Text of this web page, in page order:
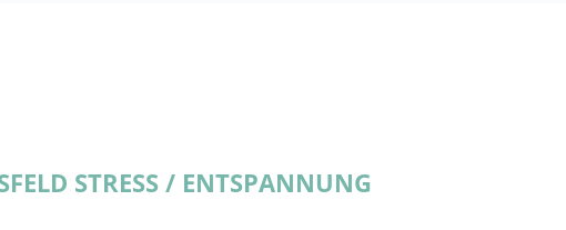
STRESS / ENTSPANNUNG